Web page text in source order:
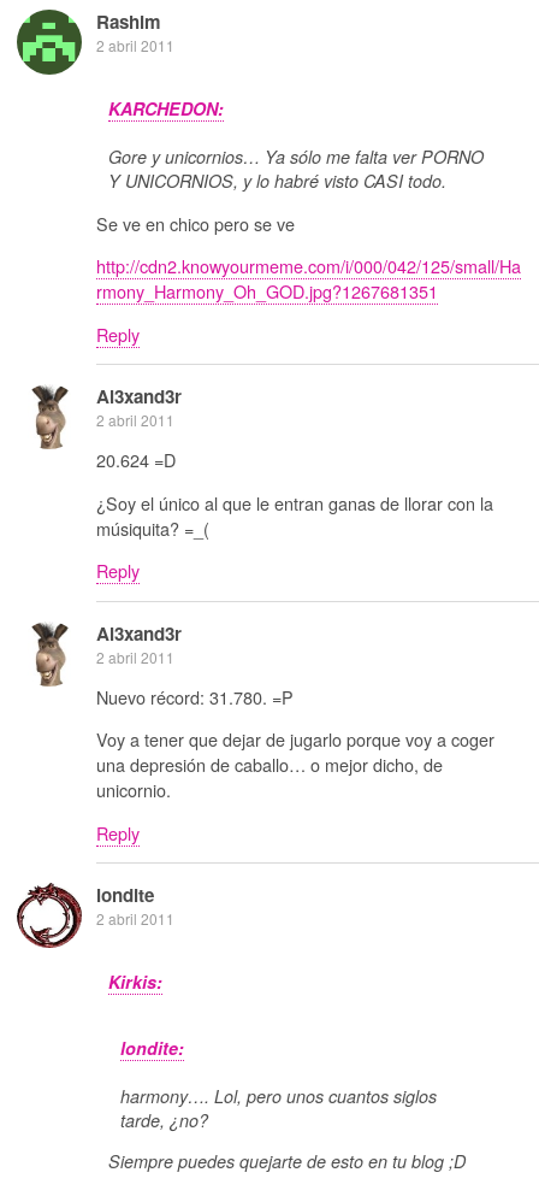
Rashim
2 abril 2011
KARCHEDON:
Gore y unicornios… Ya sólo me falta ver PORNO
Y UNICORNIOS, y lo habré visto CASI todo.
Se ve en chico pero se ve
http://cdn2.knowyourmeme.com/i/000/042/125/small/Ha
rmony_Harmony_Oh_GOD.jpg?1267681351
Reply
Al3xand3r
2 abril 2011
20.624 =D
¿Soy el único al que le entran ganas de llorar con la
músiquita? =_(
Reply
Al3xand3r
2 abril 2011
Nuevo récord: 31.780. =P
Voy a tener que dejar de jugarlo porque voy a coger
una depresión de caballo… o mejor dicho, de
unicornio.
Reply
londite
2 abril 2011
Kirkis:
londite:
harmony…. Lol, pero unos cuantos siglos
tarde, ¿no?
Siempre puedes quejarte de esto en tu blog ;D